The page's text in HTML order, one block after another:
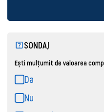
SONDAJ
Ești mulțumit de valoarea
Da
Nu